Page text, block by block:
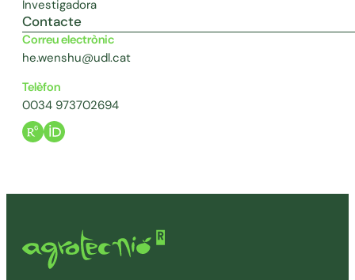
Investigadora
Contacte
Correu electrònic
he.wenshu@udl.cat
Telèfon
0034 973702694